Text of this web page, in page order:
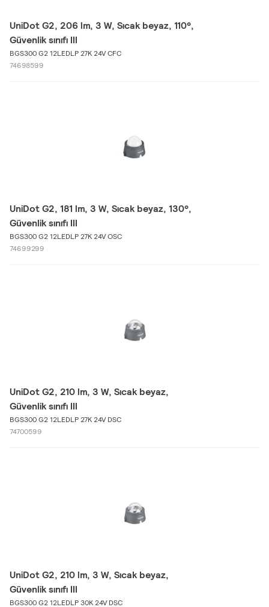
UniDot G2, 206 lm, 3 W, Sıcak beyaz, 110°,
Güvenlik sınıfı III
BGS300 G2 12LEDLP 27K 24V CFC
74698599
UniDot G2, 181 lm, 3 W, Sıcak beyaz, 130°,
Güvenlik sınıfı III
BGS300 G2 12LEDLP 27K 24V OSC
74699299
UniDot G2, 210 lm, 3 W, Sıcak beyaz,
Güvenlik sınıfı III
BGS300 G2 12LEDLP 27K 24V DSC
74700599
UniDot G2, 210 lm, 3 W, Sıcak beyaz,
Güvenlik sınıfı III
BGS300 G2 12LEDLP 30K 24V DSC